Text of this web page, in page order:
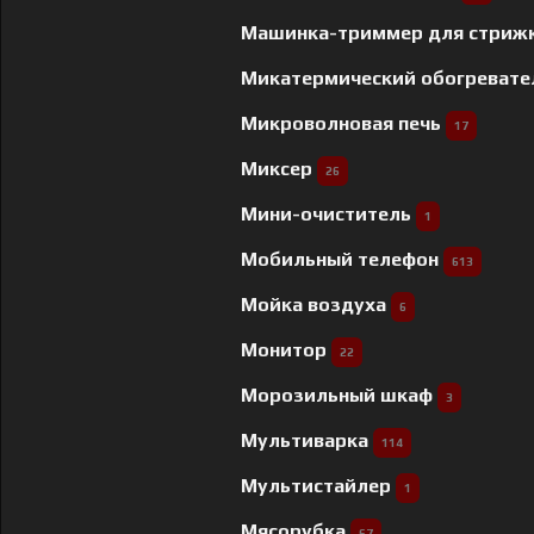
Машинка-триммер для
Микатермический
Микроволновая печь 17
Миксер 26
Мини-очиститель 1
Мобильный телефон 613
Мойка воздуха 6
Монитор 22
Морозильный шкаф 3
Мультиварка 114
Мультистайлер 1